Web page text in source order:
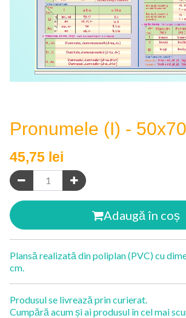
Pronumele (I) - 50x70
45,75 lei
Adaugă în coș
Plansă realizată din poliplan (PVC) cu
cm.
Produsul se livrează prin curierat.
Cumpără acum și ai produsul în cel mai